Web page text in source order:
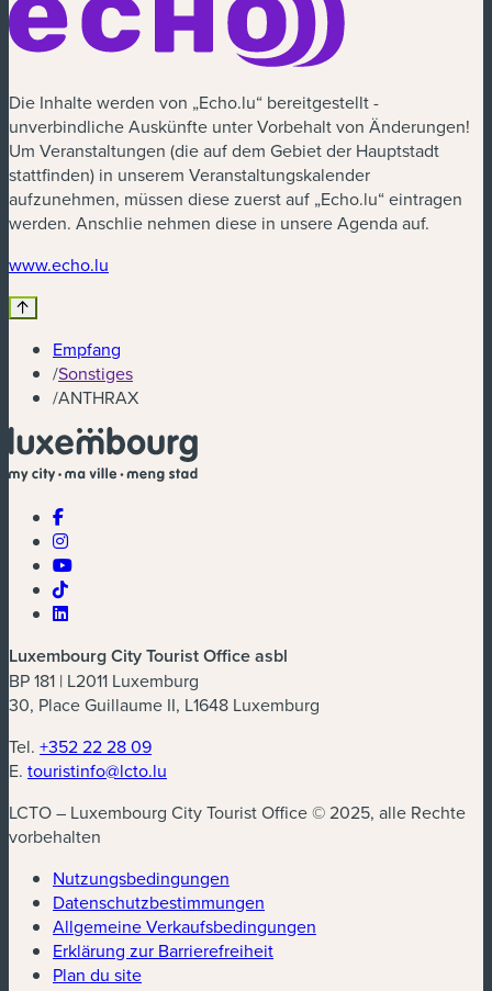
Die Inhalte werden von „Echo.lu“ bereitgestellt -
unverbindliche Auskünfte unter Vorbehalt von Änderungen!
Um Veranstaltungen (die auf dem Gebiet der Hauptstadt
stattfinden) in unserem Veranstaltungskalender
aufzunehmen, müssen diese zuerst auf „Echo.lu“ eintragen
werden. Anschlie nehmen diese in unsere Agenda auf.
www.echo.lu
Empfang
/Sonstiges
/ANTHRAX
Luxembourg City Tourist Office asbl
BP 181 | L2011 Luxemburg
30, Place Guillaume II, L1648 Luxemburg
Tel. +352 22 28 09
E. touristinfo@lcto.lu
LCTO – Luxembourg City Tourist Office © 2025, alle Rechte
vorbehalten
Nutzungsbedingungen
Datenschutzbestimmungen
Allgemeine Verkaufsbedingungen
Erklärung zur Barrierefreiheit
Plan du site